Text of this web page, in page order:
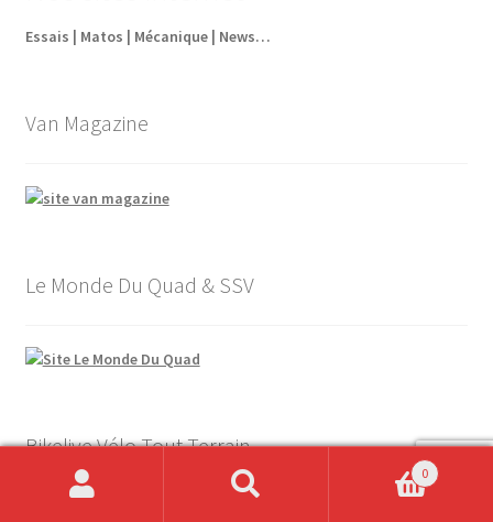
Essais | Matos | Mécanique | News…
Van Magazine
Le Monde Du Quad & SSV
Bikelive Vélo Tout Terrain
Recherche
Recherche
0